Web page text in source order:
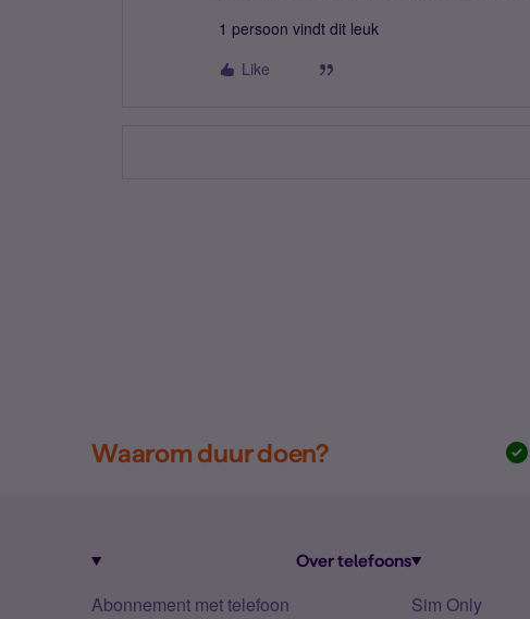
1 persoon vindt dit leuk
Like
Waarom duur doen?
Over telefoons
Abonnement met telefoon Sim Only